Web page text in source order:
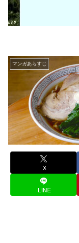
マンガあらすじ
X
LINE